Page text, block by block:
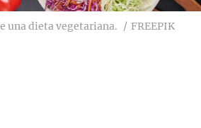
una dieta vegetariana. FREEPIK